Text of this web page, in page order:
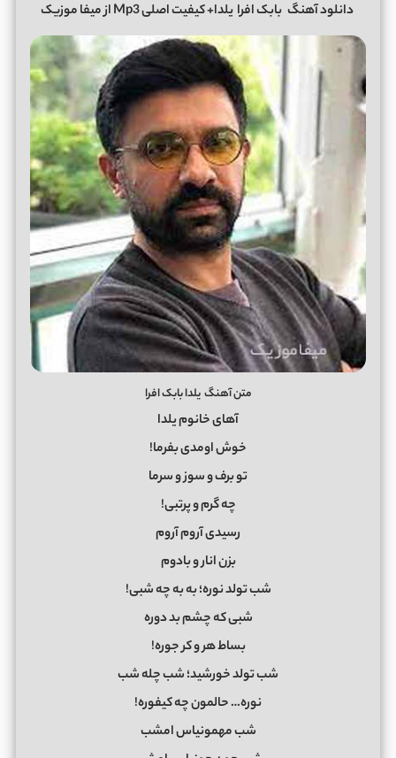
دانلود آهنگ بابک افرا یلدا+ کیفیت اصلی Mp3 از میفا موزیک
متن آهنگ یلدا بابک افرا
آهای خانوم یلدا
خوش اومدی بفرما!
تو برف و سوز و سرما
چه گرم و پرتبی!
رسیدی آروم آروم
بزن انار و بادوم
شب تولد نوره؛ به ‌به چه شبی!
شبی که چشم بد دوره
بساط هر و کر جوره!
شب تولد خورشید؛ شب چله شب
نوره… حالمون چه کیفوره!
شب مهمونیاس امشب